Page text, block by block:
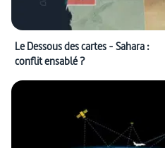
Le Dessous des cartes - Sahara :
conflit ensablé ?